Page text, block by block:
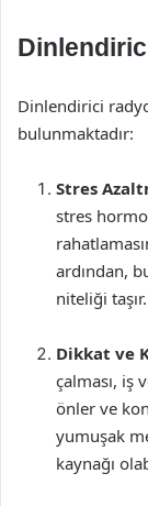
Dinlendirici
bulunmaktadır:
Stres
stres
ardından,
niteliği taşır.
Dikkat ve
çalması, iş
önler ve
yumuşak
kaynağı